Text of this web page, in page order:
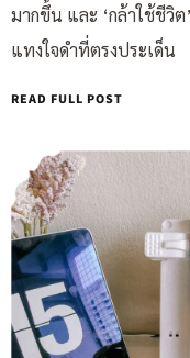
มากขึ้น และ ‘กล้าใช้ชีวิ
แทงใจดำที่ตรงประเด็น
READ FULL POST